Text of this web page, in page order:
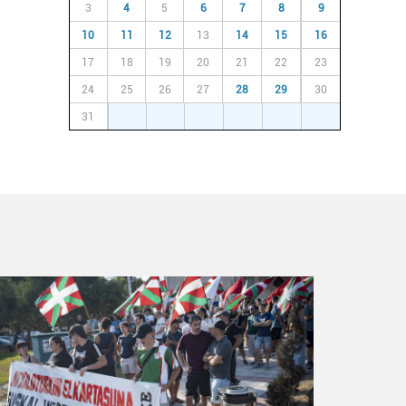
3 4 5 6 7 8 9
10 11 12 13 14 15 16
17 18 19 20 21 22 23
24 25 26 27 28 29 30
31